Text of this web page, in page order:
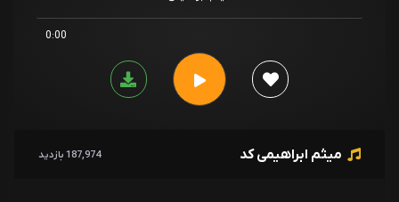
0:00
میثم ابراهیمی کد 187,974 بازدید